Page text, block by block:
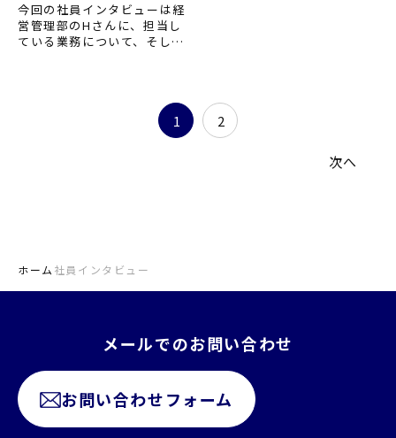
今回の社員インタビューは経
営管理部のHさんに、担当し
ている業務について、そして
1 2
次へ
ホーム 社員インタビュー
メールでのお問い合わせ
お問い合わせフォーム